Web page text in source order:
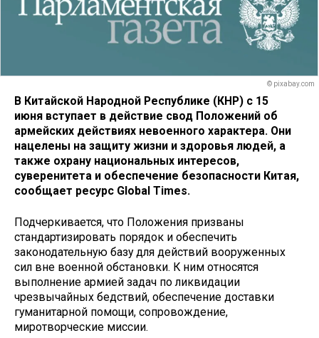
© pixabay.com
В Китайской Народной Республике (КНР) с 15
июня вступает в действие свод Положений об
армейских действиях невоенного характера. Они
нацелены на защиту жизни и здоровья людей, а
также охрану национальных интересов,
суверенитета и обеспечение безопасности Китая,
сообщает ресурс Global Times.
Подчеркивается, что Положения призваны
стандартизировать порядок и обеспечить
законодательную базу для действий вооруженных
сил вне военной обстановки. К ним относятся
выполнение армией задач по ликвидации
чрезвычайных бедствий, обеспечение доставки
гуманитарной помощи, сопровождение,
миротворческие миссии.